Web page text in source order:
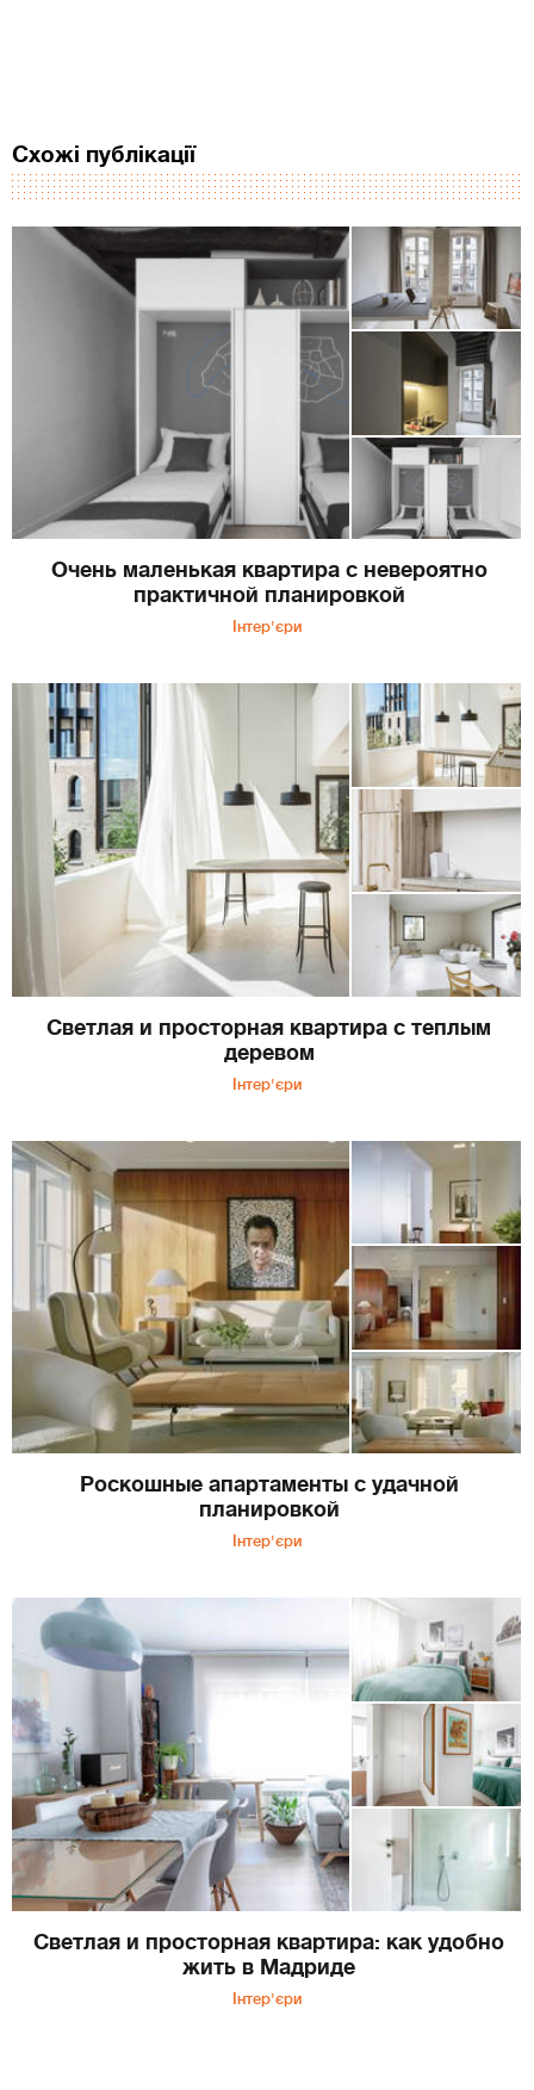
Схожі публікації
Очень маленькая квартира с невероятно
практичной планировкой
Інтер'єри
Светлая и просторная квартира с теплым
деревом
Інтер'єри
Роскошные апартаменты с удачной
планировкой
Інтер'єри
Светлая и просторная квартира: как удобно
жить в Мадриде
Інтер'єри